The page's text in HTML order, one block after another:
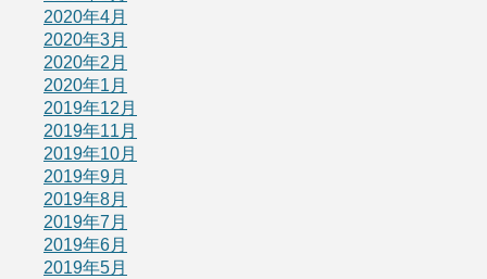
2020年4月
2020年3月
2020年2月
2020年1月
2019年12月
2019年11月
2019年10月
2019年9月
2019年8月
2019年7月
2019年6月
2019年5月